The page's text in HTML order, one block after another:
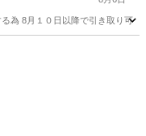
為 8月１０日以降で引き取り可